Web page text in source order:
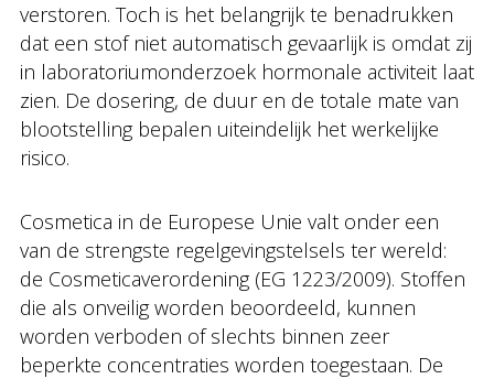
verstoren. Toch is het belangrijk te benadrukken
dat een stof niet automatisch gevaarlijk is omdat zij
in laboratoriumonderzoek hormonale activiteit laat
zien. De dosering, de duur en de totale mate van
blootstelling bepalen uiteindelijk het werkelijke
risico.
Cosmetica in de Europese Unie valt onder een
van de strengste regelgevingstelsels ter wereld:
de Cosmeticaverordening (EG 1223/2009). Stoffen
die als onveilig worden beoordeeld, kunnen
worden verboden of slechts binnen zeer
beperkte concentraties worden toegestaan. De